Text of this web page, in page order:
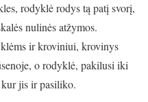
rodyklė rodys tą patį svorį,
nulinės atžymos.
ir kroviniui, krovinys
o rodyklė, pakilusi iki
jis ir pasiliko.